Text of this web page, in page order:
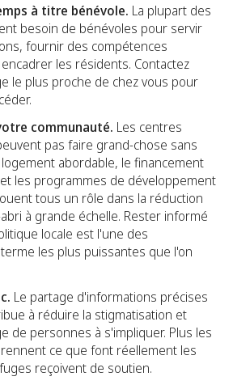
à titre bénévole. La plupart des
besoin de bénévoles pour servir
fournir des compétences
les résidents. Contactez
le plus proche de chez vous pour
communauté. Les centres
pas faire grand-chose sans
abordable, le financement
les programmes de développement
tous un rôle dans la réduction
à grande échelle. Rester informé
locale est l'une des
les plus puissantes que l'on
Le partage d'informations précises
à réduire la stigmatisation et
de personnes à s'impliquer. Plus les
ce que font réellement les
reçoivent de soutien.